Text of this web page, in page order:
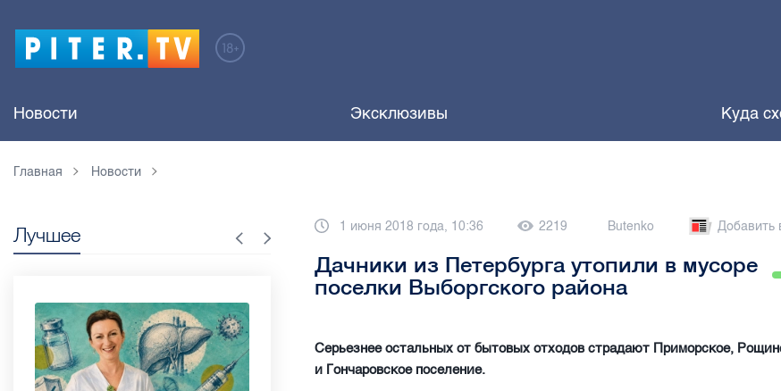
Новости Эксклюзивы Куда
Главная Новости
1 июня 2018 года, 10:36 2219 Butenko Добавить
Дачники из Петербурга утопили в мусоре
поселки Выборгского района
Серьезнее остальных от бытовых отходов страдают Приморское,
и Гончаровское поселение.
Лучшее